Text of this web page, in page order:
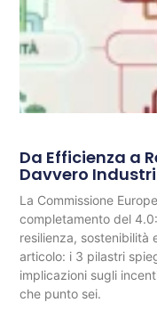
Da Efficienza a
Davvero
La Commissione
completamento del
resilienza, sostenibilità
articolo: i 3 pilastri
implicazioni sugli
che punto sei.